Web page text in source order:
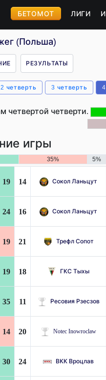
БЕТОМОТ ЛИГИ
(Польша)
РЕЗУЛЬТАТЫ
2 четверть 3 четверть
четвертой четверти.
игры
35% 5%
19 14 Сокол Ланьцут
24 16 Сокол Ланьцут
19 21 Трефл Сопот
19 18 ГКС Тыхы
35 11 Ресовия Рзесзов
14 20 Notec Inowroclaw
30 24 ВКК Вроцлав